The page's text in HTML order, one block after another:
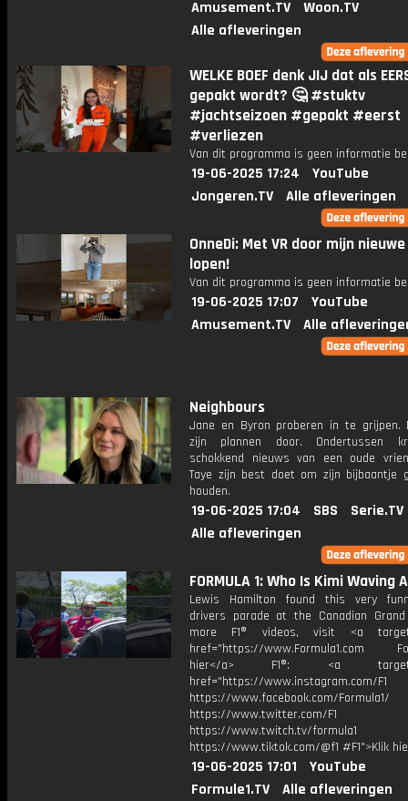
Amusement.TV
Woon.TV
Alle afleveringen
WELKE BOEF denk JIJ dat als
gepakt wordt? 🤔 #stuktv
#jachtseizoen #gepakt #eerst
#verliezen
Van dit programma is geen informatie
19-06-2025 17:24
YouTube
Jongeren.TV
Alle afleveringen
OnneDi: Met VR door mijn
lopen!
Van dit programma is geen informatie
19-06-2025 17:07
YouTube
Amusement.TV
Alle
Neighbours
Jane en Byron proberen in te grijpen.
zijn plannen door. Ondertussen
schokkend nieuws van een oude
Taye zijn best doet om zijn bijbaantje
houden.
19-06-2025 17:04 SBS
Serie.TV
Alle afleveringen
FORMULA 1: Who Is Kimi Waving
Lewis Hamilton found this very
drivers parade at the Canadian
more F1® videos, visit <a
href="https://www.Formula1.com
hier</a> F1®: <a
href="https://www.instagram.com/F1
https://www.facebook.com/Formula1/
https://www.twitter.com/F1
https://www.twitch.tv/formula1
https://www.tiktok.com/@f1 #F1">Klik
19-06-2025 17:01
YouTube
Formule1.TV
Alle afleveringen